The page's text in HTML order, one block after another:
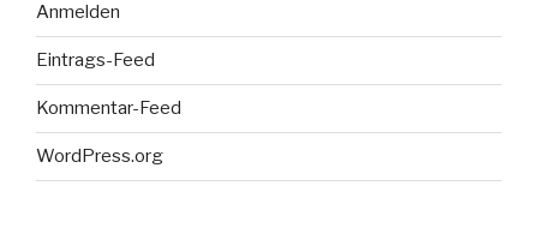
Anmelden
Eintrags-Feed
Kommentar-Feed
WordPress.org